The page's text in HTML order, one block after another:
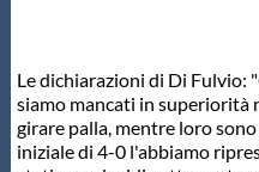
Le dichiarazioni di Di Fulvio:
siamo mancati in superiorità
girare palla, mentre loro
iniziale di 4-0 l'abbiamo